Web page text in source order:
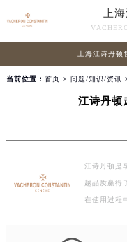
上
上海江诗丹顿
当前位置： 首页 > 问题/知识/资讯
江诗丹顿
江诗丹顿是
越品质赢得
在使用过程